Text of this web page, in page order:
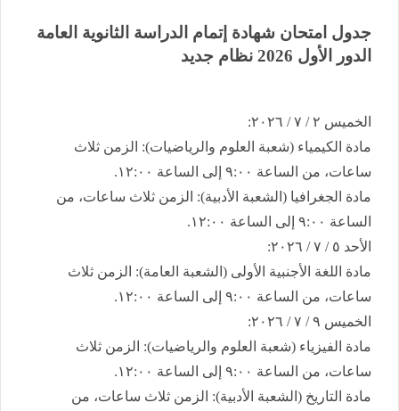
جدول امتحان شهادة إتمام الدراسة الثانوية العامة ​
الدور الأول 2026 نظام جديد
​الخميس ٢ / ٧ / ٢٠٢٦:
​مادة الكيمياء (شعبة العلوم والرياضيات): الزمن ثلاث
ساعات، من الساعة ٩:٠٠ إلى الساعة ١٢:٠٠.
​مادة الجغرافيا (الشعبة الأدبية): الزمن ثلاث ساعات، من
الساعة ٩:٠٠ إلى الساعة ١٢:٠٠.
​الأحد ٥ / ٧ / ٢٠٢٦:
​مادة اللغة الأجنبية الأولى (الشعبة العامة): الزمن ثلاث
ساعات، من الساعة ٩:٠٠ إلى الساعة ١٢:٠٠.
​الخميس ٩ / ٧ / ٢٠٢٦:
​مادة الفيزياء (شعبة العلوم والرياضيات): الزمن ثلاث
ساعات، من الساعة ٩:٠٠ إلى الساعة ١٢:٠٠.
​مادة التاريخ (الشعبة الأدبية): الزمن ثلاث ساعات، من